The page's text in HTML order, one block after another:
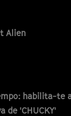
Alien
habilita-te
de 'CHUCKY'